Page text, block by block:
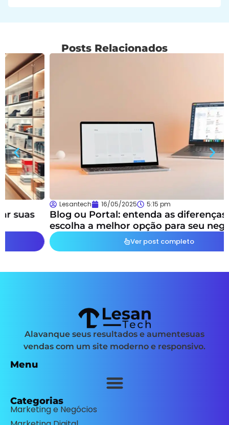
Posts Relacionados
16/05/2025 5:15 pm
Blog ou Portal: entenda as diferenças e
escolha a melhor opção para seu negócio
Ver post completo
Alavanque seus resultados e aumentesuas
vendas com um site moderno e responsivo.
Menu
Categorias
Marketing e Negócios